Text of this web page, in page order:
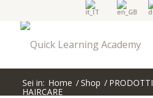
Sei in: Home /Shop / PRODOTTI
HAIRCARE